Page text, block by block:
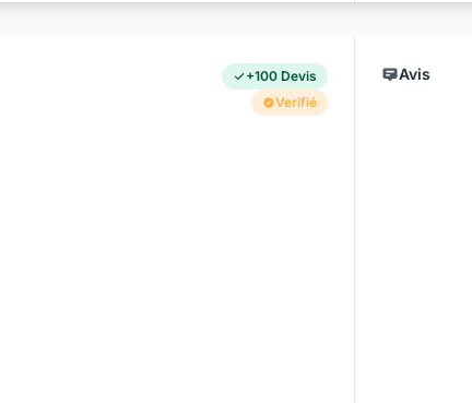
+100 Devis
Verifié
Avis